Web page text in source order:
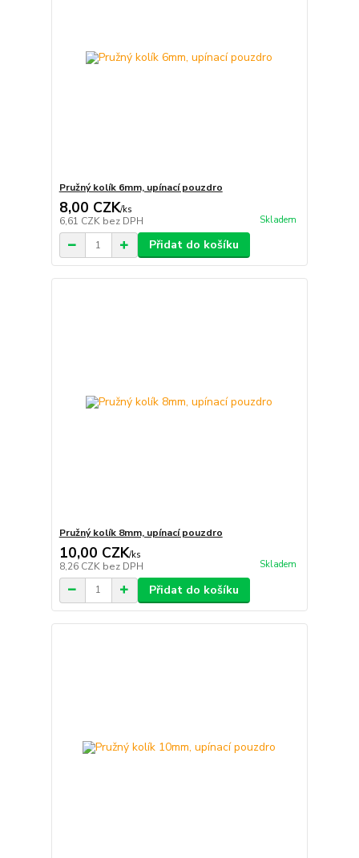
Pružný kolík 6mm, upínací pouzdro
8,00 CZK/ks
6,61 CZK bez DPH Skladem
Přidat do košíku
Pružný kolík 8mm, upínací pouzdro
10,00 CZK/ks
8,26 CZK bez DPH Skladem
Přidat do košíku